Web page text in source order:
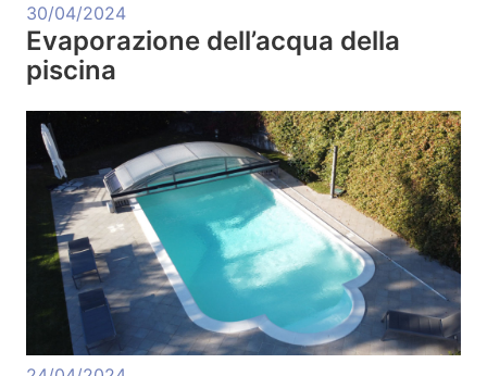
30/04/2024
Evaporazione dell’acqua della
piscina